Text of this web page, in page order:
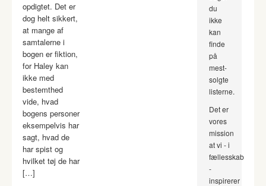
opdigtet. Det er
dog helt sikkert,
at mange af
samtalerne i
bogen er fiktion,
for Haley kan
ikke med
bestemthed
vide, hvad
bogens personer
eksempelvis har
sagt, hvad de
har spist og
hvilket tøj de har
[…]
du
ikke
kan
finde
på
mest-
solgte
listerne.
Det er
vores
mission
at vi - i
fællesskab
-
inspirerer